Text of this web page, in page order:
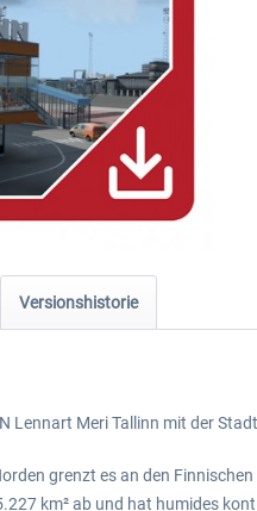
Versionshistorie
Lennart Meri Tallinn mit der
grenzt es an den
km² ab und hat humides